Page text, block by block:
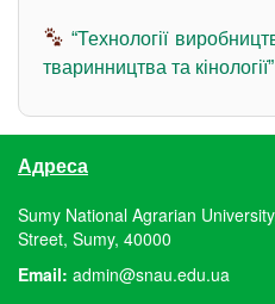
“Технології
тваринництва та кінології”
Адреса
Sumy National Agrarian
Street, Sumy, 40000
Email: admin@snau.edu.ua